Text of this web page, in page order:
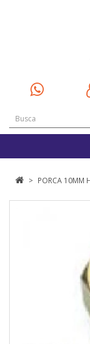
PORCA 10MM